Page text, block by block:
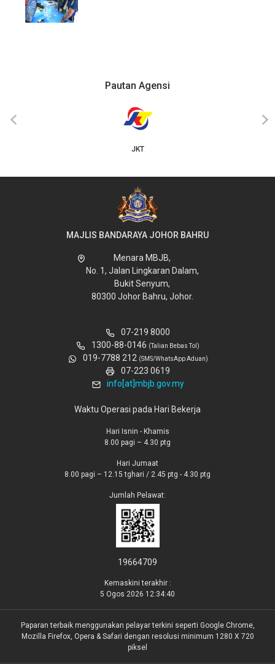
Pautan Agensi
JKT
‹ ›
MAJLIS BANDARAYA JOHOR BAHRU
Menara MBJB,
No. 1, Jalan Lingkaran Dalam,
Bukit Senyum,
80300 Johor Bahru, Johor.
07-219 8000
1300-88-0146 (Talian Bebas Tol)
019-7788 212 (SMS/WhatsApp Aduan)
07-223 0619
info[at]mbjb.gov.my
Waktu Operasi pada Hari Bekerja
Hari Isnin - Khamis
8.00 pagi – 4.30 ptg
Hari Jumaat
8.00 pagi – 12.15 tghari / 2.45 ptg - 4.30 ptg
Jumlah Pelawat:
19664709
Kemaskini terakhir :
5 Ogos 2026 12:34:40
Paparan terbaik menggunakan pelayar terkini seperti Google Chrome,
Mozilla Firefox, Opera & Safari dengan resolusi minimum 1280 X 720
piksel